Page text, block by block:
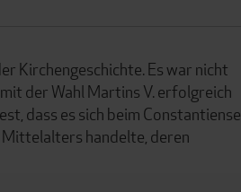
Kirchengeschichte. Es war nicht
der Wahl Martins V. erfolgreich
dass es sich beim Constantiense
handelte, deren